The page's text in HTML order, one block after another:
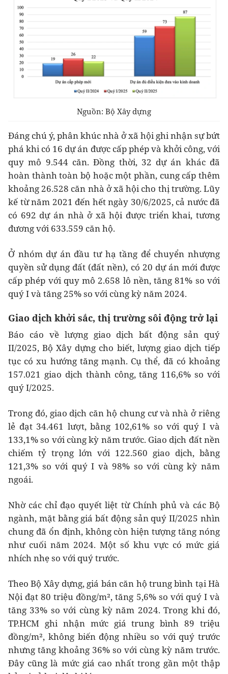
Nguồn: Bộ Xây dựng
Đáng chú ý, phân khúc nhà ở xã hội ghi nhận sự bứt
phá khi có 16 dự án được cấp phép và khởi công, với
quy mô 9.544 căn. Đồng thời, 32 dự án khác đã
hoàn thành toàn bộ hoặc một phần, cung cấp thêm
khoảng 26.528 căn nhà ở xã hội cho thị trường. Lũy
kế từ năm 2021 đến hết ngày 30/6/2025, cả nước đã
có 692 dự án nhà ở xã hội được triển khai, tương
đương với 633.559 căn hộ.
Ở nhóm dự án đầu tư hạ tầng để chuyển nhượng
quyền sử dụng đất (đất nền), có 20 dự án mới được
cấp phép với quy mô 2.658 lô nền, tăng 81% so với
quý I và tăng 25% so với cùng kỳ năm 2024.
Giao dịch khởi sắc, thị trường sôi động trở lại
Báo cáo về lượng giao dịch bất động sản quý
II/2025, Bộ Xây dựng cho biết, lượng giao dịch tiếp
tục có xu hướng tăng mạnh. Cụ thể, đã có khoảng
157.021 giao dịch thành công, tăng 116,6% so với
quý I/2025.
Trong đó, giao dịch căn hộ chung cư và nhà ở riêng
lẻ đạt 34.461 lượt, bằng 102,61% so với quý I và
133,1% so với cùng kỳ năm trước. Giao dịch đất nền
chiếm tỷ trọng lớn với 122.560 giao dịch, bằng
121,3% so với quý I và 98% so với cùng kỳ năm
ngoái.
Nhờ các chỉ đạo quyết liệt từ Chính phủ và các Bộ
ngành, mặt bằng giá bất động sản quý II/2025 nhìn
chung đã ổn định, không còn hiện tượng tăng nóng
như cuối năm 2024. Một số khu vực có mức giá
nhích nhẹ so với quý trước.
Theo Bộ Xây dựng, giá bán căn hộ trung bình tại Hà
Nội đạt 80 triệu đồng/m², tăng 5,6% so với quý I và
tăng 33% so với cùng kỳ năm 2024. Trong khi đó,
TP.HCM ghi nhận mức giá trung bình 89 triệu
đồng/m², không biến động nhiều so với quý trước
nhưng tăng khoảng 36% so với cùng kỳ năm trước.
Đây cũng là mức giá cao nhất trong gần một thập